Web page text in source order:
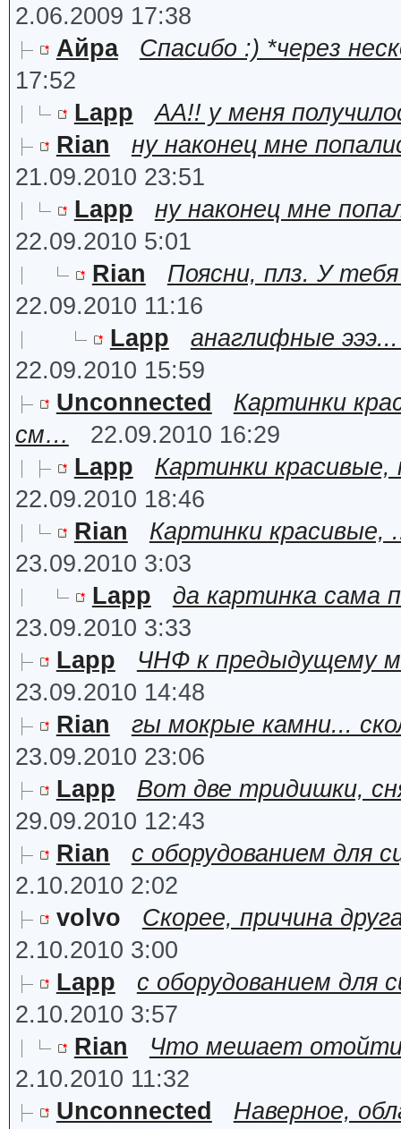
2.06.2009 17:38
Айра
Спасибо :) *через
17:52
Lapp
АА!! у меня
Rian
ну наконец мне
21.09.2010 23:51
Lapp
ну наконец мне
22.09.2010 5:01
Rian
Поясни, плз. У
22.09.2010 11:16
Lapp
анаглифные
22.09.2010 15:59
Unconnected
Картинки
см…
22.09.2010 16:29
Lapp
Картинки
22.09.2010 18:46
Rian
Картинки красивые,
23.09.2010 3:03
Lapp
да картинка сама
23.09.2010 3:33
Lapp
ЧНФ к предыдущему
23.09.2010 14:48
Rian
гы мокрые камни...
23.09.2010 23:06
Lapp
Вот две тридишки,
29.09.2010 12:43
Rian
с оборудованием для
2.10.2010 2:02
volvo
Скорее, причина
2.10.2010 3:00
Lapp
с оборудованием для
2.10.2010 3:57
Rian
Что мешает отойти
2.10.2010 11:32
Unconnected
Наверное,